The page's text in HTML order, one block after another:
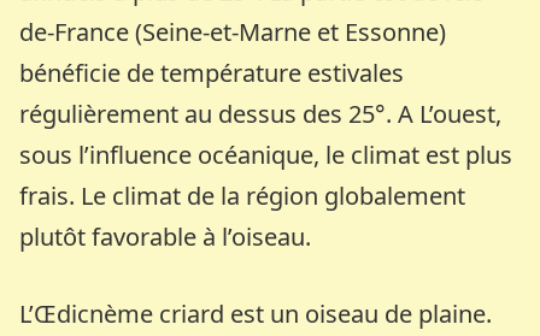
de-France (Seine-et-Marne et Essonne)
bénéficie de température estivales
régulièrement au dessus des 25°. A L’ouest,
sous l’influence océanique, le climat est plus
frais. Le climat de la région globalement
plutôt favorable à l’oiseau.
L’Œdicnème criard est un oiseau de plaine.